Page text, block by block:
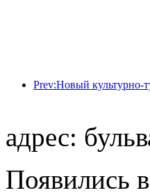
адрес:
Появились